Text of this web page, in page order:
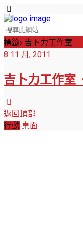
標籤› 吉卜力工作室
8 11 月, 2011
吉卜力工作室
返回頂部
行動 桌面